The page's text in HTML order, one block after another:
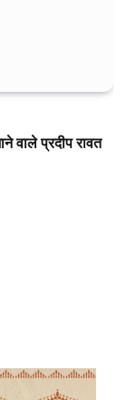
वाले प्रदीप रावत